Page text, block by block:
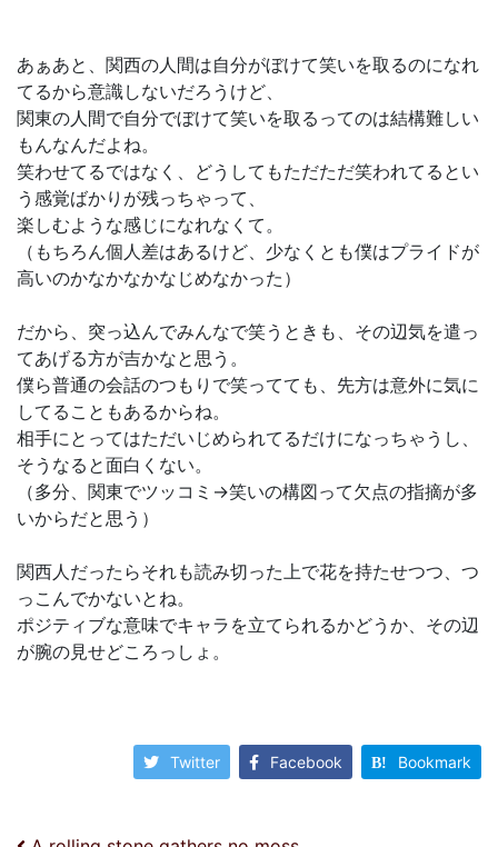
あぁあと、関西の人間は自分がぼけて笑いを取るのになれ
てるから意識しないだろうけど、
関東の人間で自分でぼけて笑いを取るってのは結構難しい
もんなんだよね。
笑わせてるではなく、どうしてもただただ笑われてるとい
う感覚ばかりが残っちゃって、
楽しむような感じになれなくて。
（もちろん個人差はあるけど、少なくとも僕はプライドが
高いのかなかなかなじめなかった）
だから、突っ込んでみんなで笑うときも、その辺気を遣っ
てあげる方が吉かなと思う。
僕ら普通の会話のつもりで笑ってても、先方は意外に気に
してることもあるからね。
相手にとってはただいじめられてるだけになっちゃうし、
そうなると面白くない。
（多分、関東でツッコミ→笑いの構図って欠点の指摘が多
いからだと思う）
関西人だったらそれも読み切った上で花を持たせつつ、つ
っこんでかないとね。
ポジティブな意味でキャラを立てられるかどうか、その辺
が腕の見せどころっしょ。
Twitter Facebook Bookmark